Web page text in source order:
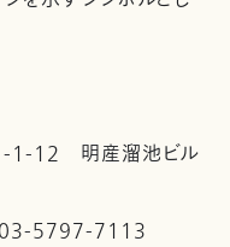
1-12 明産溜池ビル
03-5797-7113